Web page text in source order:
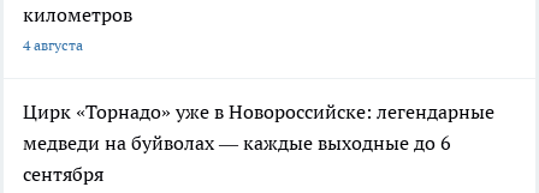
километров
4 августа
Цирк «Торнадо» уже в Новороссийске: легендарные
медведи на буйволах — каждые выходные до 6
сентября